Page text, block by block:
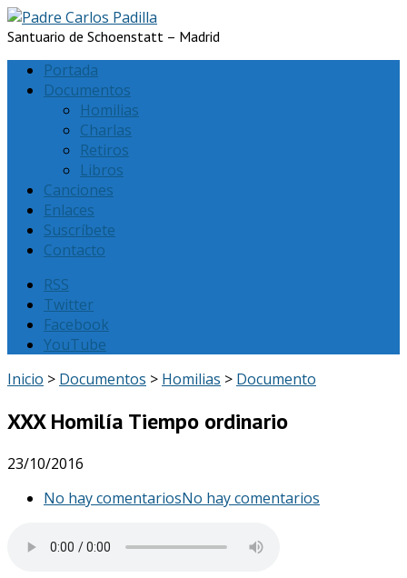
Santuario de Schoenstatt – Madrid
Portada
Documentos
Homilias
Charlas
Retiros
Libros
Canciones
Enlaces
Suscríbete
Contacto
RSS
Twitter
Facebook
YouTube
Inicio > Documentos > Homilias > Documento
XXX Homilía Tiempo ordinario
23/10/2016
No hay comentariosNo hay comentarios